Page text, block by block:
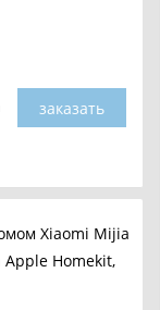
заказать
Xiaomi Mijia
Homekit,